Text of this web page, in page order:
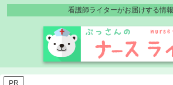
看護師ライターがお届けする情